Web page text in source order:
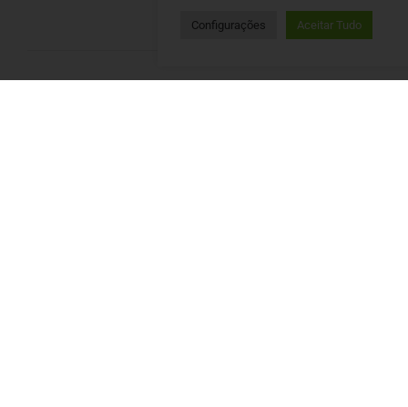
LOCALIZAÇÃO
R. Galvão Raposo, 368 - Madalena, Recife - PE, 50610-330
Configurações Aceitar Tudo